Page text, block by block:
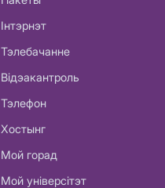
Інтэрнэт
Тэлебачанне
Відэакантроль
Тэлефон
Хостынг
Мой горад
Мой універсітэт